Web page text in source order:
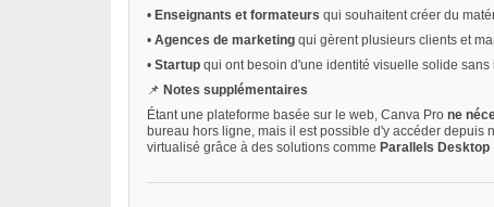
• Enseignants et formateurs qui souhaitent créer du
• Agences de marketing qui gèrent plusieurs clients et
• Startup qui ont besoin d'une identité visuelle solide
📌 Notes supplémentaires
Étant une plateforme basée sur le web, Canva Pro ne
bureau hors ligne, mais il est possible d'y accéder depuis
virtualisé grâce à des solutions comme Parallels Desktop